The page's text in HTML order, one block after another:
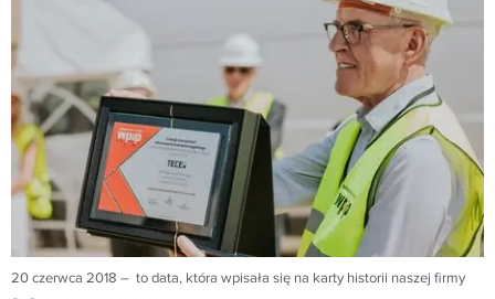
20 czerwca 2018 – to data, która wpisała się na karty historii naszej firmy